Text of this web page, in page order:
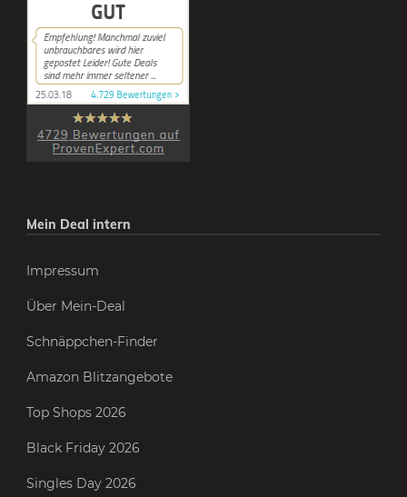
Mein Deal intern
Impressum
Über Mein-Deal
Schnäppchen-Finder
Amazon Blitzangebote
Top Shops 2026
Black Friday 2026
Singles Day 2026